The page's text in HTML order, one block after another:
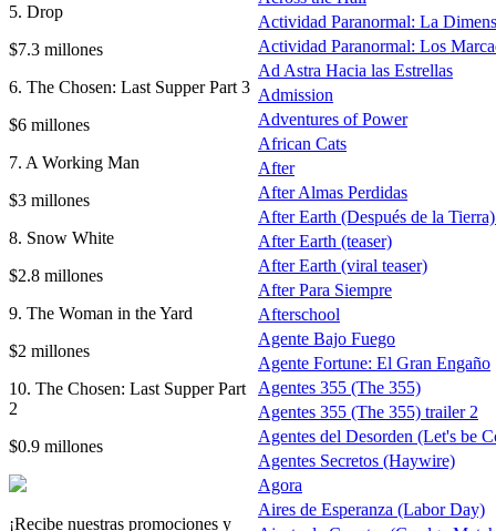
5. Drop
$7.3 millones
6. The Chosen: Last Supper Part 3
$6 millones
7. A Working Man
$3 millones
8. Snow White
$2.8 millones
9. The Woman in the Yard
$2 millones
10. The Chosen: Last Supper Part
2
$0.9 millones
¡Recibe nuestras promociones y
Actividad Paranormal: La
Actividad Paranormal: Los
Ad Astra Hacia las Estrellas
Admission
Adventures of Power
African Cats
After
After Almas Perdidas
After Earth (Después de la
After Earth (teaser)
After Earth (viral teaser)
After Para Siempre
Afterschool
Agente Bajo Fuego
Agente Fortune: El Gran Engaño
Agentes 355 (The 355)
Agentes 355 (The 355) trailer 2
Agentes del Desorden (Let's be
Agentes Secretos (Haywire)
Agora
Aires de Esperanza (Labor Day)